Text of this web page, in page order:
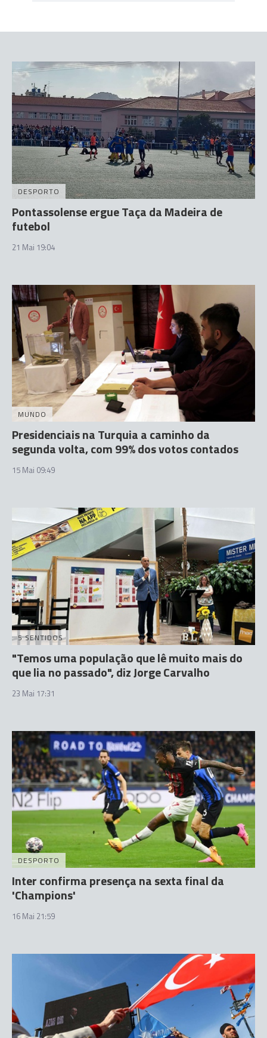
DESPORTO
Pontassolense ergue Taça da Madeira de
futebol
21 Mai 19:04
MUNDO
Presidenciais na Turquia a caminho da
segunda volta, com 99% dos votos contados
15 Mai 09:49
5 SENTIDOS
"Temos uma população que lê muito mais do
que lia no passado", diz Jorge Carvalho
23 Mai 17:31
DESPORTO
Inter confirma presença na sexta final da
'Champions'
16 Mai 21:59